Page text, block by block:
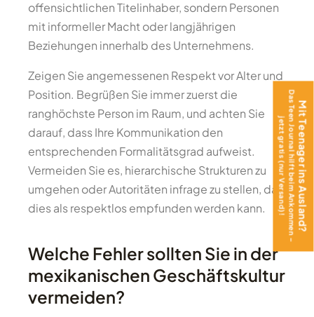
offensichtlichen Titelinhaber, sondern Personen
mit informeller Macht oder langjährigen
Beziehungen innerhalb des Unternehmens.
Zeigen Sie angemessenen Respekt vor Alter und
Position. Begrüßen Sie immer zuerst die
ranghöchste Person im Raum, und achten Sie
darauf, dass Ihre Kommunikation den
entsprechenden Formalitätsgrad aufweist.
Vermeiden Sie es, hierarchische Strukturen zu
umgehen oder Autoritäten infrage zu stellen, da
dies als respektlos empfunden werden kann.
Welche Fehler sollten Sie in der
mexikanischen Geschäftskultur
vermeiden?
Mit Teenager ins Ausland?
Das Teen Journal hilft beim Ankommen –
jetzt gratis (nur Versand)!